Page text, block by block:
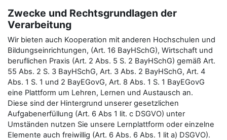
Zwecke und Rechtsgrundlagen der
Verarbeitung
Wir bieten auch Kooperation mit anderen Hochschulen und
Bildungseinrichtungen, (Art. 16 BayHSchG), Wirtschaft und
beruflichen Praxis (Art. 2 Abs. 5 S. 2 BayHSchG) gemäß Art.
55 Abs. 2 S. 3 BayHSchG, Art. 3 Abs. 2 BayHSchG, Art. 4
Abs. 1 S. 1 und 2 BayEGovG, Art. 8 Abs. 1 S. 1 BayEGovG
eine Plattform um Lehren, Lernen und Austausch an.
Diese sind der Hintergrund unserer gesetzlichen
Aufgabenerfüllung (Art. 6 Abs 1 lit. c DSGVO) unter
Umständen nutzen Sie unsere Lernplattform oder einzelne
Elemente auch freiwillig (Art. 6 Abs. 6 Abs. 1 lit a) DSGVO).